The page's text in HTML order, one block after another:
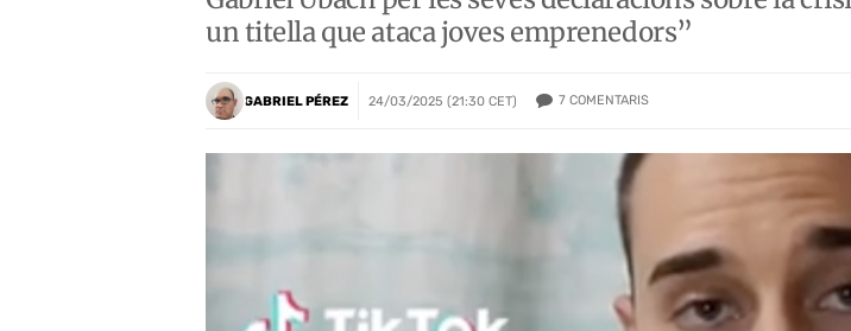
un titella que ataca joves emprenedors”
GABRIEL PÉREZ 24/03/2025 (21:30 CET) 7 COMENTARIS